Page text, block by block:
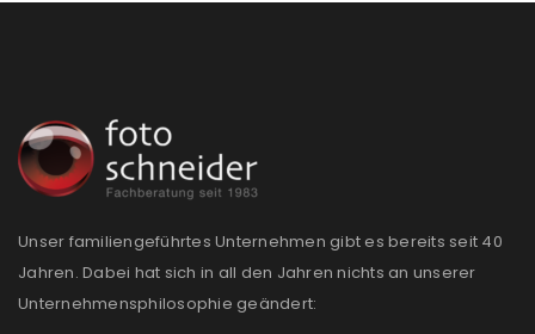
Unser familiengeführtes Unternehmen gibt es bereits seit 40
Jahren. Dabei hat sich in all den Jahren nichts an unserer
Unternehmensphilosophie geändert: